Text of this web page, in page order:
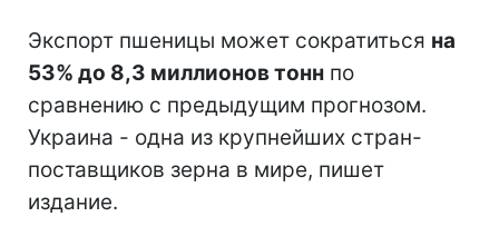
Экспорт пшеницы может сократиться на
53% до 8,3 миллионов тонн по
сравнению с предыдущим прогнозом.
Украина - одна из крупнейших стран-
поставщиков зерна в мире, пишет
издание.